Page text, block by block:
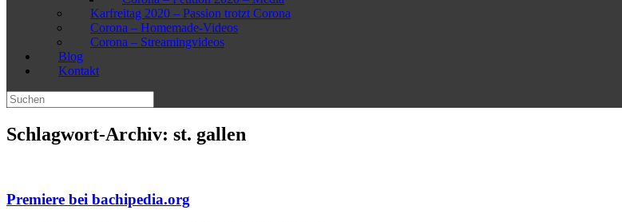
Karfreitag 2020 – Passion trotzt Corona
Corona – Homemade-Videos
Corona – Streamingvideos
Blog
Kontakt
Suchen
nach:
Schlagwort-Archiv: st. gallen
Premiere bei bachipedia.org